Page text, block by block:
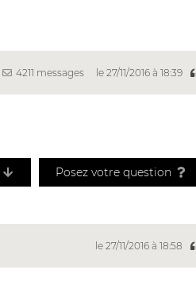
4211 messages le 27/11/2016 à 18:39
Posez votre question
le 27/11/2016 à 18:58